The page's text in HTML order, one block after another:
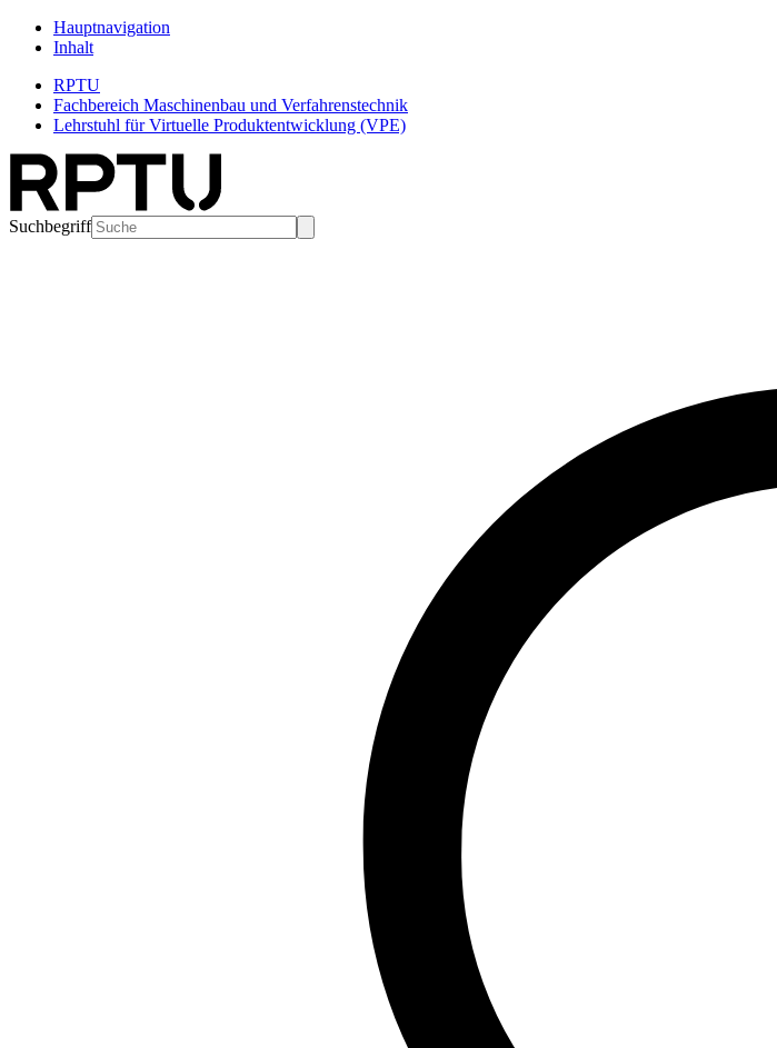
Hauptnavigation
Inhalt
RPTU
Fachbereich Maschinenbau und Verfahrenstechnik
Lehrstuhl für Virtuelle Produktentwicklung (VPE)
Suchbegriff